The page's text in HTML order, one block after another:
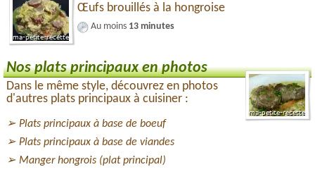
Œufs brouillés à la hongroise
Au moins 13 minutes
Nos plats principaux en photos
Dans le même style, découvrez en photos
d'autres plats principaux à cuisiner :
Plats principaux à base de boeuf
Plats principaux à base de viandes
Manger hongrois (plat principal)